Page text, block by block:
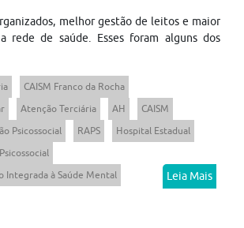
melhor gestão de leitos e maior
rede de saúde. Esses foram alguns dos
CAISM Franco da Rocha
Atenção Terciária AH
CAISM
Psicossocial RAPS
Hospital Estadual
Integrada à Saúde Mental
Leia Mais